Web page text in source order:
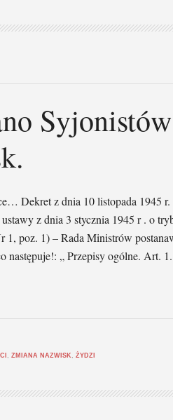
Dekret z dnia 10 listopada 1945
z dnia 3 stycznia 1945 r . o
1, poz. 1) – Rada Ministrów
następuje!: „ Przepisy ogólne. Art.
, ZMIANA NAZWISK , ŻYDZI